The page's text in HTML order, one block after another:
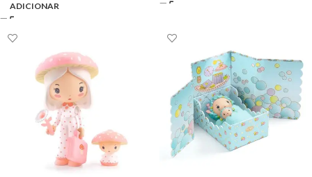
ADICIONAR